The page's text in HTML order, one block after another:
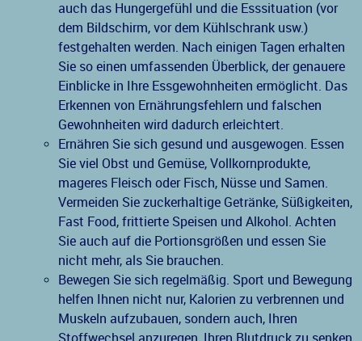
auch das Hungergefühl und die Esssituation (vor
dem Bildschirm, vor dem Kühlschrank usw.)
festgehalten werden. Nach einigen Tagen erhalten
Sie so einen umfassenden Überblick, der genauere
Einblicke in Ihre Essgewohnheiten ermöglicht. Das
Erkennen von Ernährungsfehlern und falschen
Gewohnheiten wird dadurch erleichtert.
Ernähren Sie sich gesund und ausgewogen. Essen
Sie viel Obst und Gemüse, Vollkornprodukte,
mageres Fleisch oder Fisch, Nüsse und Samen.
Vermeiden Sie zuckerhaltige Getränke, Süßigkeiten,
Fast Food, frittierte Speisen und Alkohol. Achten
Sie auch auf die Portionsgrößen und essen Sie
nicht mehr, als Sie brauchen.
Bewegen Sie sich regelmäßig. Sport und Bewegung
helfen Ihnen nicht nur, Kalorien zu verbrennen und
Muskeln aufzubauen, sondern auch, Ihren